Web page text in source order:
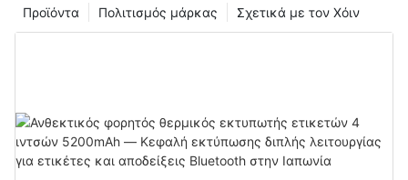
Σχετικά με τον Χόιν
Πολιτισμός μάρκας
Προϊόντα